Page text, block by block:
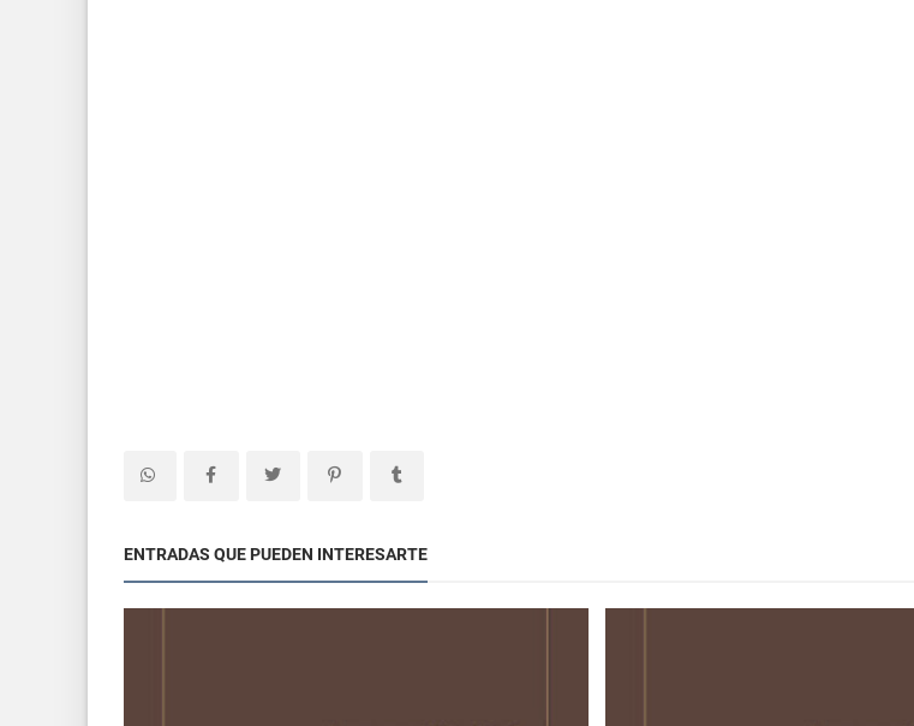
ENTRADAS QUE PUEDEN INTERESARTE